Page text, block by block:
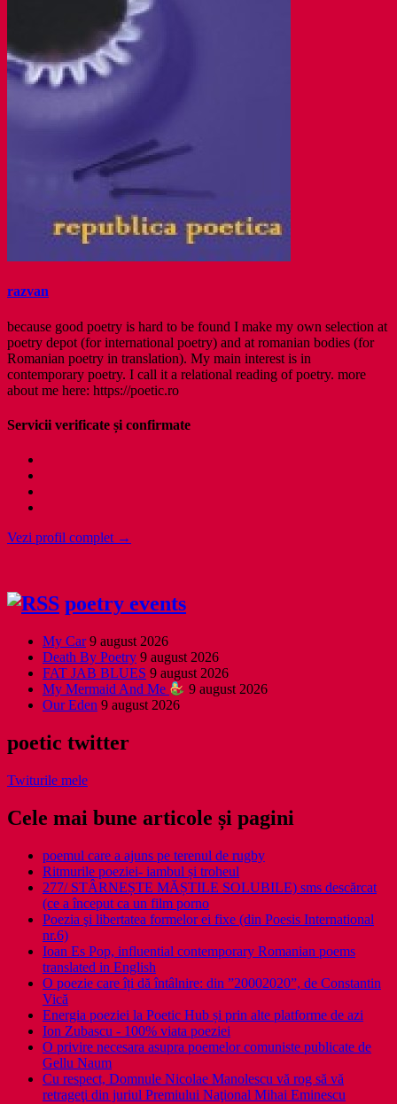
razvan
because good poetry is hard to be found I make my own selection at
poetry depot (for international poetry) and at romanian bodies (for
Romanian poetry in translation). My main interest is in
contemporary poetry. I call it a relational reading of poetry. more
about me here: https://poetic.ro
Servicii verificate și confirmate
Vezi profil complet →
poetry events
My Car 9 august 2026
Death By Poetry 9 august 2026
FAT JAB BLUES 9 august 2026
My Mermaid And Me
9 august 2026
Our Eden 9 august 2026
poetic twitter
Twiturile mele
Cele mai bune articole și pagini
poemul care a ajuns pe terenul de rugby
Ritmurile poeziei- iambul și troheul
277/ STÂRNEȘTE MĂȘTILE SOLUBILE) sms descărcat
(ce a început ca un film porno
Poezia şi libertatea formelor ei fixe (din Poesis International
nr.6)
Ioan Es Pop, influential contemporary Romanian poems
translated in English
O poezie care îți dă întâlnire: din ”20002020”, de Constantin
Vică
Energia poeziei la Poetic Hub și prin alte platforme de azi
Ion Zubascu - 100% viata poeziei
O privire necesara asupra poemelor comuniste publicate de
Gellu Naum
Cu respect, Domnule Nicolae Manolescu vă rog să vă
retrageţi din juriul Premiului Naţional Mihai Eminescu